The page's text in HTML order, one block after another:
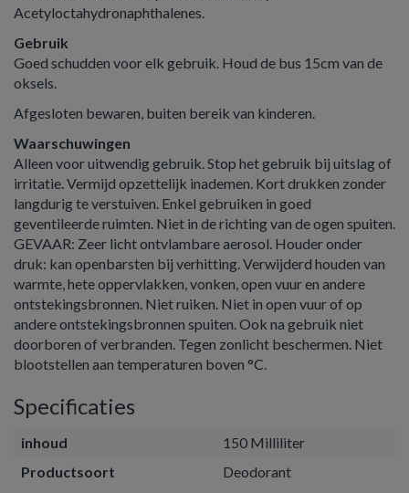
Acetyloctahydronaphthalenes.
Gebruik
Goed schudden voor elk gebruik. Houd de bus 15cm van de
oksels.
Afgesloten bewaren, buiten bereik van kinderen.
Waarschuwingen
Alleen voor uitwendig gebruik. Stop het gebruik bij uitslag of
irritatie. Vermijd opzettelijk inademen. Kort drukken zonder
langdurig te verstuiven. Enkel gebruiken in goed
geventileerde ruimten. Niet in de richting van de ogen spuiten.
GEVAAR: Zeer licht ontvlambare aerosol. Houder onder
druk: kan openbarsten bij verhitting. Verwijderd houden van
warmte, hete oppervlakken, vonken, open vuur en andere
ontstekingsbronnen. Niet ruiken. Niet in open vuur of op
andere ontstekingsbronnen spuiten. Ook na gebruik niet
doorboren of verbranden. Tegen zonlicht beschermen. Niet
blootstellen aan temperaturen boven °C.
Specificaties
inhoud
150 Milliliter
Productsoort
Deodorant